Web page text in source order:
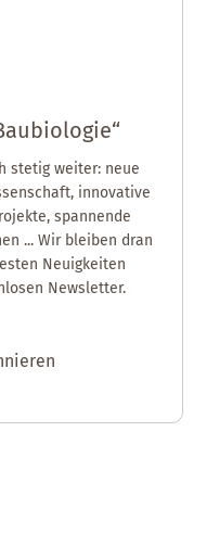
stetig weiter: neue
innovative
spannende
... Wir bleiben dran
Neuigkeiten
Newsletter.